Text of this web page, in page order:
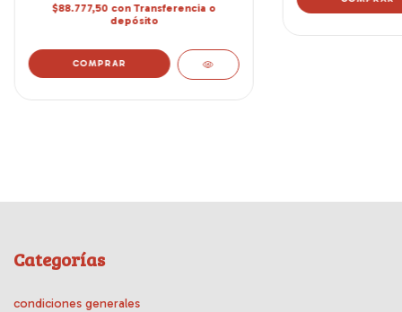
$88.777,50 con Transferencia o
depósito
Categorías
condiciones generales